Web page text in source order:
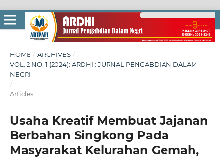
HOME / ARCHIVES /
VOL. 2 NO. 1 (2024): ARDHI : JURNAL PENGABDIAN DALAM
NEGRI
/
Articles
Usaha Kreatif Membuat Jajanan
Berbahan Singkong Pada
Masyarakat Kelurahan Gemah,